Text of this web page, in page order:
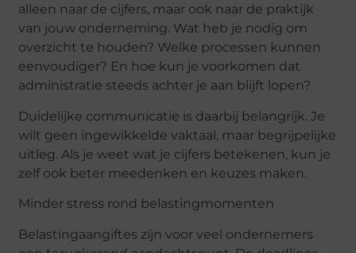
alleen naar de cijfers, maar ook naar de praktijk
van jouw onderneming. Wat heb je nodig om
overzicht te houden? Welke processen kunnen
eenvoudiger? En hoe kun je voorkomen dat
administratie steeds achter je aan blijft lopen?
Duidelijke communicatie is daarbij belangrijk. Je
wilt geen ingewikkelde vaktaal, maar begrijpelijke
uitleg. Als je weet wat je cijfers betekenen, kun je
zelf ook beter meedenken en keuzes maken.
Minder stress rond belastingmomenten
Belastingaangiftes zijn voor veel ondernemers